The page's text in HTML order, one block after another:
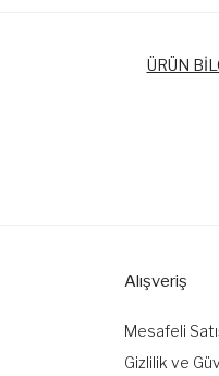
ÜRÜN
olmalı.
Alışveriş
Mesafeli
Gizlilik ve